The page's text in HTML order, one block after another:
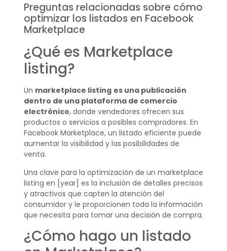
Preguntas relacionadas sobre cómo
optimizar los listados en Facebook
Marketplace
¿Qué es Marketplace
listing?
Un marketplace listing es una publicación
dentro de una plataforma de comercio
electrónico, donde vendedores ofrecen sus
productos o servicios a posibles compradores. En
Facebook Marketplace, un listado eficiente puede
aumentar la visibilidad y las posibilidades de
venta.
Una clave para la optimización de un marketplace
listing en [year] es la inclusión de detalles precisos
y atractivos que capten la atención del
consumidor y le proporcionen toda la información
que necesita para tomar una decisión de compra.
¿Cómo hago un listado